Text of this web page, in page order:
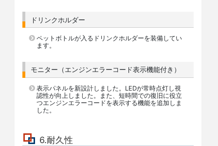
ドリンクホルダー
ペットボトルが入るドリンクホルダーを装備してい
ます。
モニター（エンジンエラーコード表示機能付き）
表示パネルを新設計しました。LEDが常時点灯し視
認性が向上しました。また、短時間での復旧に役立
つエンジンエラーコードを表示する機能を追加しま
した。
6.耐久性